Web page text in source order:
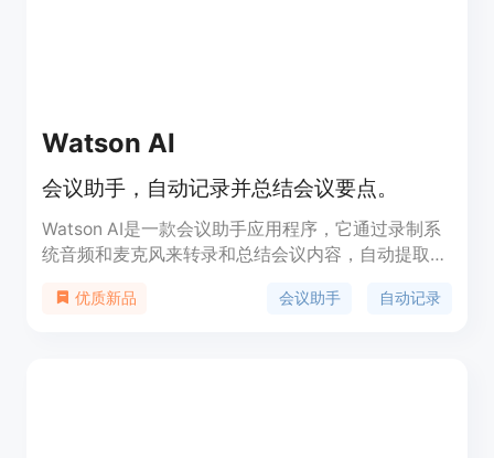
Watson AI
会议助手，自动记录并总结会议要点。
Watson AI是一款会议助手应用程序，它通过录制系
统音频和麦克风来转录和总结会议内容，自动提取行
回顾。优质新品 会议助手 自动记录